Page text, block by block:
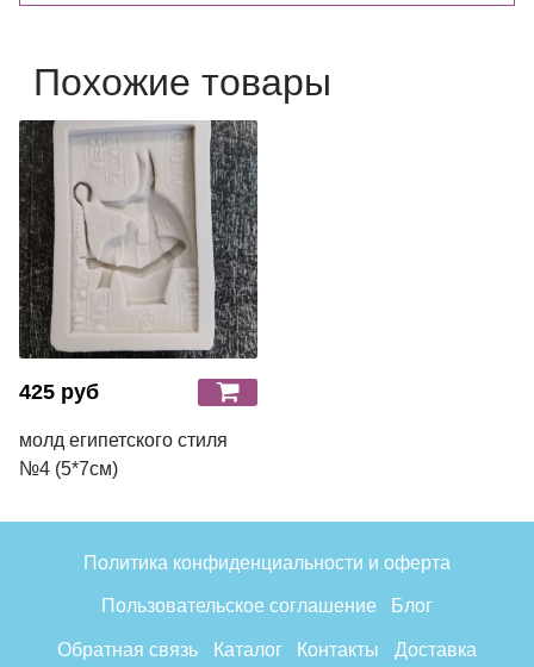
Похожие товары
425 руб
молд египетского стиля
№4 (5*7см)
Политика конфиденциальности и оферта
Пользовательское соглашение Блог
Обратная связь Каталог Контакты Доставка